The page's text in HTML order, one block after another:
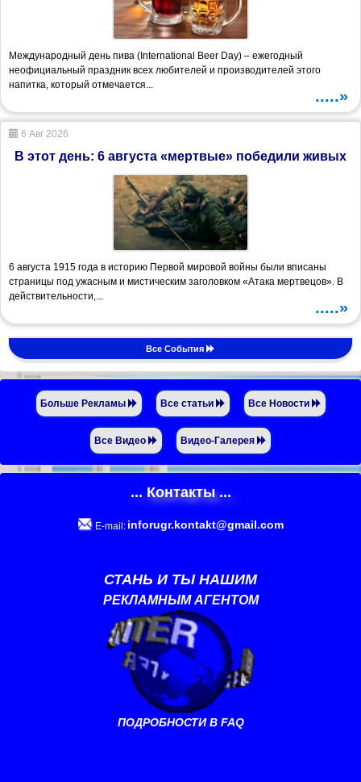
Международный день пива (International Beer Day) – ежегодный
неофициальный праздник всех любителей и производителей этого
напитка, который отмечается...
.....»
6 Авг 2026
В этот день: 6 августа «мертвые» победили живых
6 августа 1915 года в историю Первой мировой войны были вписаны
страницы под ужасным и мистическим заголовком «Атака мертвецов». В
действительности,...
.....»
Все События
Больше Рекламы Все статьи Все Новости
Все Видео Видео-Галерея
... Контакты ...
E-mail: inforugr.kontakt@gmail.com
СТАНЬ И ТЫ НАШИМ
РЕКЛАМНЫМ АГЕНТОМ
ПОДРОБНОСТИ В FAQ